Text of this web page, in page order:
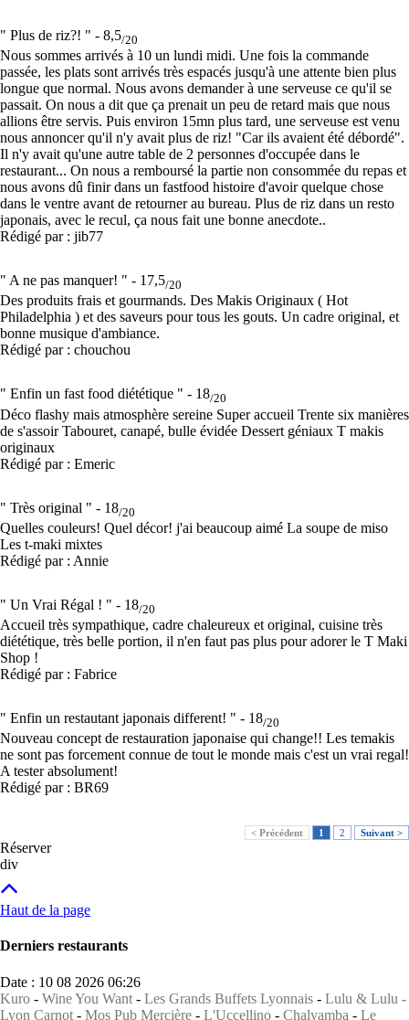
" Plus de riz?! " - 8,5/20
Nous sommes arrivés à 10 un lundi midi. Une fois la commande
passée, les plats sont arrivés très espacés jusqu'à une attente bien plus
longue que normal. Nous avons demander à une serveuse ce qu'il se
passait. On nous a dit que ça prenait un peu de retard mais que nous
allions être servis. Puis environ 15mn plus tard, une serveuse est venu
nous annoncer qu'il n'y avait plus de riz! "Car ils avaient été débordé".
Il n'y avait qu'une autre table de 2 personnes d'occupée dans le
restaurant... On nous a remboursé la partie non consommée du repas et
nous avons dû finir dans un fastfood histoire d'avoir quelque chose
dans le ventre avant de retourner au bureau. Plus de riz dans un resto
japonais, avec le recul, ça nous fait une bonne anecdote..
Rédigé par : jib77
" A ne pas manquer! " - 17,5/20
Des produits frais et gourmands. Des Makis Originaux ( Hot
Philadelphia ) et des saveurs pour tous les gouts. Un cadre original, et
bonne musique d'ambiance.
Rédigé par : chouchou
" Enfin un fast food diététique " - 18/20
Déco flashy mais atmosphère sereine Super accueil Trente six manières
de s'assoir Tabouret, canapé, bulle évidée Dessert géniaux T makis
originaux
Rédigé par : Emeric
" Très original " - 18/20
Quelles couleurs! Quel décor! j'ai beaucoup aimé La soupe de miso
Les t-maki mixtes
Rédigé par : Annie
" Un Vrai Régal ! " - 18/20
Accueil très sympathique, cadre chaleureux et original, cuisine très
diététique, très belle portion, il n'en faut pas plus pour adorer le T Maki
Shop !
Rédigé par : Fabrice
" Enfin un restautant japonais different! " - 18/20
Nouveau concept de restauration japonaise qui change!! Les temakis
ne sont pas forcement connue de tout le monde mais c'est un vrai regal!
A tester absolument!
Rédigé par : BR69
< Précédent 1 2 Suivant >
Réserver
div
Haut de la page
Derniers restaurants
Date : 10 08 2026 06:26
Kuro - Wine You Want - Les Grands Buffets Lyonnais - Lulu & Lulu -
Lyon Carnot - Mos Pub Mercière - L'Uccellino - Chalyamba - Le